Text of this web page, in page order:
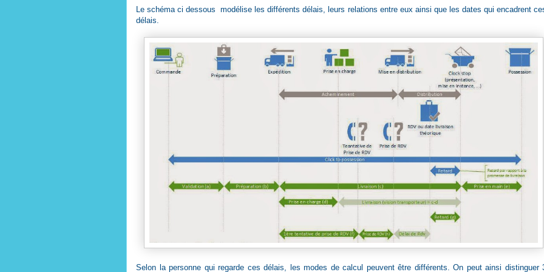
Le schéma ci dessous modélise les différents délais, leurs relations entre eux ainsi que les dates qui encadrent
délais.
Selon la personne qui regarde ces délais, les modes de calcul peuvent être différents. On peut ainsi distinguer